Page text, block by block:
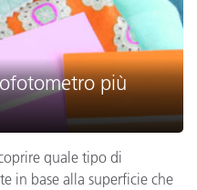
più
quale tipo di
in base alla superficie che